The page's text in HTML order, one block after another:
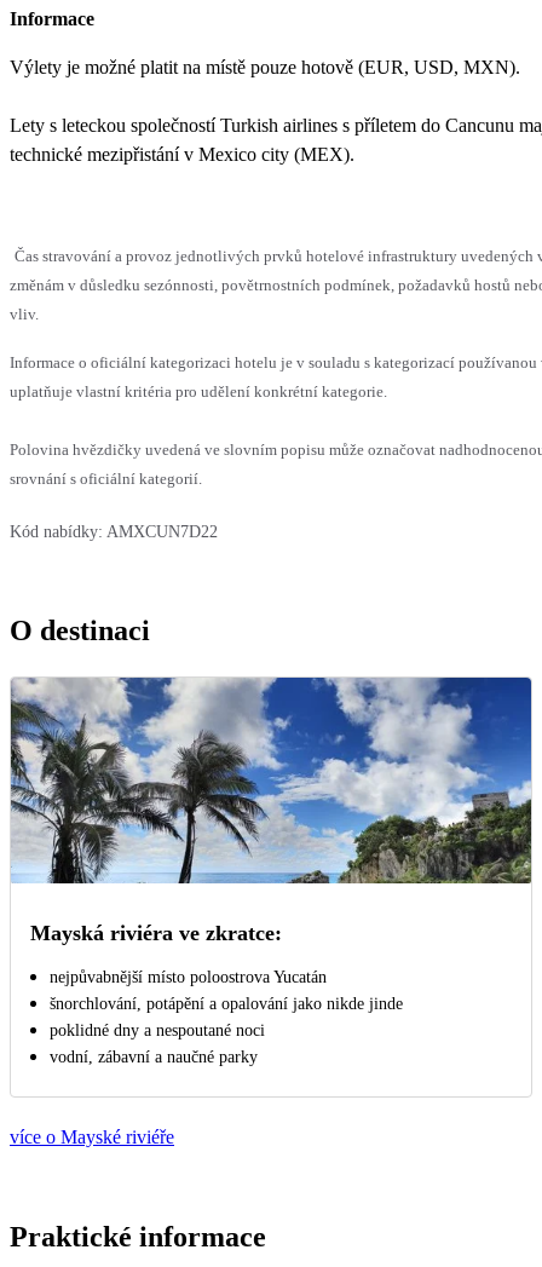
Informace
Výlety je možné platit na místě pouze hotově (EUR, USD, MXN).
Lety s leteckou společností Turkish airlines s příletem do Cancunu
technické mezipřistání v Mexico city (MEX).
Čas stravování a provoz jednotlivých prvků hotelové infrastruktury uvedených
změnám v důsledku sezónnosti, povětrnostních podmínek, požadavků hostů
vliv.
Informace o oficiální kategorizaci hotelu je v souladu s kategorizací používanou
uplatňuje vlastní kritéria pro udělení konkrétní kategorie.
Polovina hvězdičky uvedená ve slovním popisu může označovat
srovnání s oficiální kategorií.
Kód nabídky: AMXCUN7D22
O destinaci
Mayská riviéra ve zkratce:
nejpůvabnější místo poloostrova Yucatán
šnorchlování, potápění a opalování jako nikde jinde
poklidné dny a nespoutané noci
vodní, zábavní a naučné parky
více o Mayské riviéře
Praktické informace